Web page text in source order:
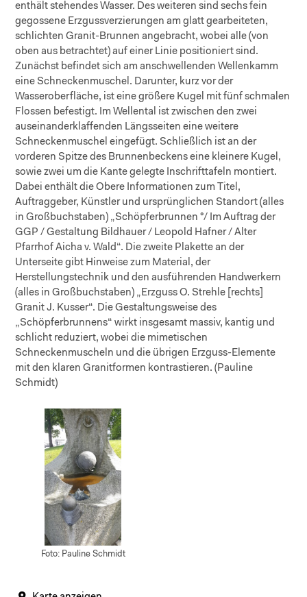
enthält stehendes Wasser. Des weiteren sind sechs fein
gegossene Erzgussverzierungen am glatt gearbeiteten,
schlichten Granit-Brunnen angebracht, wobei alle (von
oben aus betrachtet) auf einer Linie positioniert sind.
Zunächst befindet sich am anschwellenden Wellenkamm
eine Schneckenmuschel. Darunter, kurz vor der
Wasseroberfläche, ist eine größere Kugel mit fünf schmalen
Flossen befestigt. Im Wellental ist zwischen den zwei
auseinanderklaffenden Längsseiten eine weitere
Schneckenmuschel eingefügt. Schließlich ist an der
vorderen Spitze des Brunnenbeckens eine kleinere Kugel,
sowie zwei um die Kante gelegte Inschrifttafeln montiert.
Dabei enthält die Obere Informationen zum Titel,
Auftraggeber, Künstler und ursprünglichen Standort (alles
in Großbuchstaben) „Schöpferbrunnen °/ Im Auftrag der
GGP / Gestaltung Bildhauer / Leopold Hafner / Alter
Pfarrhof Aicha v. Wald“. Die zweite Plakette an der
Unterseite gibt Hinweise zum Material, der
Herstellungstechnik und den ausführenden Handwerkern
(alles in Großbuchstaben) „Erzguss O. Strehle [rechts]
Granit J. Kusser“. Die Gestaltungsweise des
„Schöpferbrunnens“ wirkt insgesamt massiv, kantig und
schlicht reduziert, wobei die mimetischen
Schneckenmuscheln und die übrigen Erzguss-Elemente
mit den klaren Granitformen kontrastieren. (Pauline
Schmidt)
Foto: Pauline Schmidt